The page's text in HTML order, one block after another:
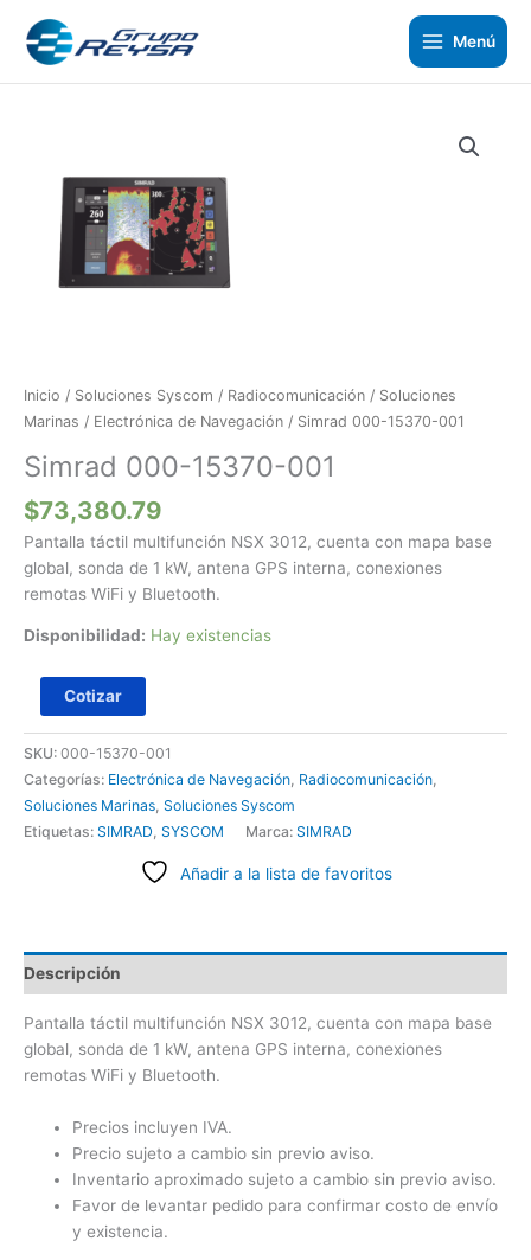
contenido
Menú
Inicio / Soluciones Syscom / Radiocomunicación / Soluciones
Marinas / Electrónica de Navegación / Simrad 000-15370-001
Simrad 000-15370-001
$73,380.79
Pantalla táctil multifunción NSX 3012, cuenta con mapa base
global, sonda de 1 kW, antena GPS interna, conexiones
remotas WiFi y Bluetooth.
Disponibilidad: Hay existencias
15370-
cantidad
Cotizar
SKU: 000-15370-001
Categorías: Electrónica de Navegación, Radiocomunicación,
Soluciones Marinas, Soluciones Syscom
Etiquetas: SIMRAD, SYSCOM Marca: SIMRAD
Añadir a la lista de favoritos
Descripción
Pantalla táctil multifunción NSX 3012, cuenta con mapa base
global, sonda de 1 kW, antena GPS interna, conexiones
remotas WiFi y Bluetooth.
Precios incluyen IVA.
Precio sujeto a cambio sin previo aviso.
Inventario aproximado sujeto a cambio sin previo aviso.
Favor de levantar pedido para confirmar costo de envío
y existencia.